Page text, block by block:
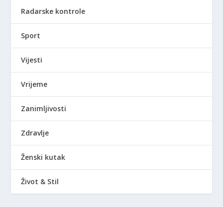
Radarske kontrole
Sport
Vijesti
Vrijeme
Zanimljivosti
Zdravlje
Ženski kutak
Život & Stil